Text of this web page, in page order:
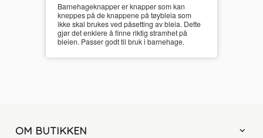
Barnehageknapper er knapper som kan
kneppes på de knappene på tøybleia som
ikke skal brukes ved påsetting av bleia. Dette
gjør det enklere å finne riktig stramhet på
bleien. Passer godt til bruk i barnehage.
OM BUTIKKEN